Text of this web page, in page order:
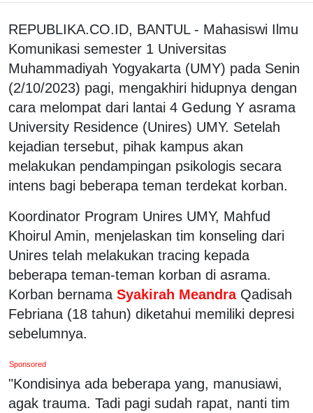
REPUBLIKA.CO.ID, BANTUL - Mahasiswi Ilmu
Komunikasi semester 1 Universitas
Muhammadiyah Yogyakarta (UMY) pada Senin
(2/10/2023) pagi, mengakhiri hidupnya dengan
cara melompat dari lantai 4 Gedung Y asrama
University Residence (Unires) UMY. Setelah
kejadian tersebut, pihak kampus akan
melakukan pendampingan psikologis secara
intens bagi beberapa teman terdekat korban.
Koordinator Program Unires UMY, Mahfud
Khoirul Amin, menjelaskan tim konseling dari
Unires telah melakukan tracing kepada
beberapa teman-teman korban di asrama.
Korban bernama Syakirah Meandra Qadisah
Febriana (18 tahun) diketahui memiliki depresi
sebelumnya.
Sponsored
"Kondisinya ada beberapa yang, manusiawi,
agak trauma. Tadi pagi sudah rapat, nanti tim